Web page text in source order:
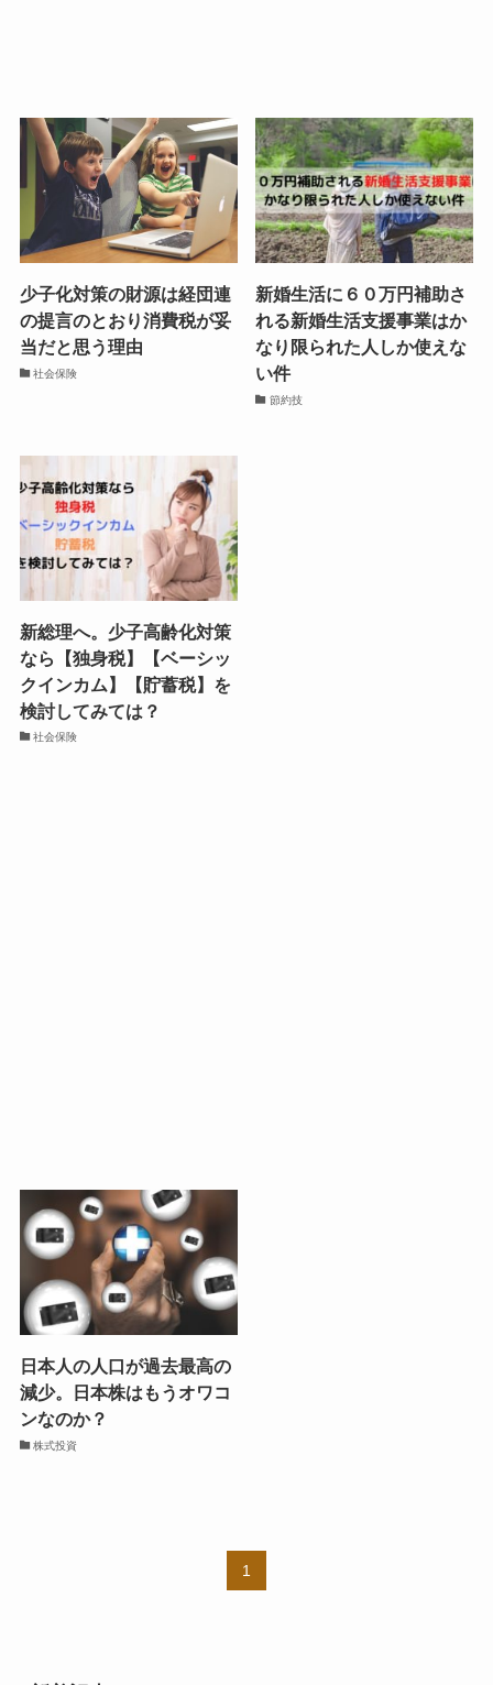
少子化対策の財源は経団連
の提言のとおり消費税が妥
当だと思う理由
社会保険
新婚生活に６０万円補助さ
れる新婚生活支援事業はか
なり限られた人しか使えな
い件
節約技
新総理へ。少子高齢化対策
なら【独身税】【ベーシッ
クインカム】【貯蓄税】を
検討してみては？
社会保険
日本人の人口が過去最高の
減少。日本株はもうオワコ
ンなのか？
株式投資
1